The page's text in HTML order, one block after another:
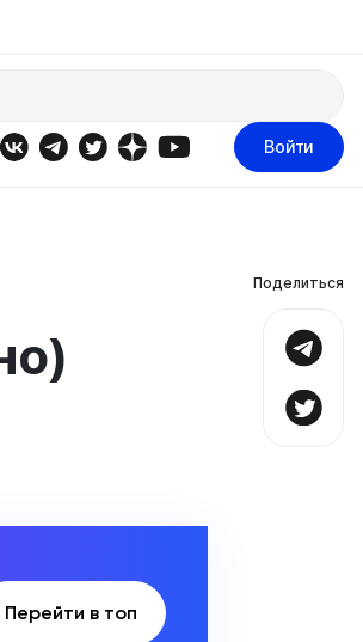
Войти
Перейти в топ
Поделиться